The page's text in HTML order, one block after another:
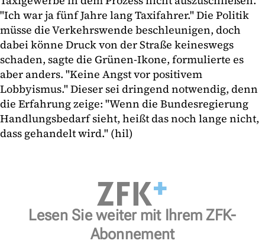
"Ich war ja fünf Jahre lang Taxifahrer." Die Politik
müsse die Verkehrswende beschleunigen, doch
dabei könne Druck von der Straße keineswegs
schaden, sagte die Grünen-Ikone, formulierte es
aber anders. "Keine Angst vor positivem
Lobbyismus." Dieser sei dringend notwendig, denn
die Erfahrung zeige: "Wenn die Bundesregierung
Handlungsbedarf sieht, heißt das noch lange nicht,
dass gehandelt wird." (hil)
Lesen Sie weiter mit Ihrem ZFK-
Abonnement